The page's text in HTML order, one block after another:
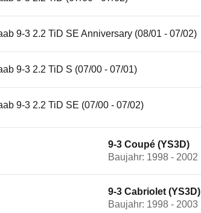
9-3 2.2 TiD SE Anniversary (08/01 - 07/02)
9-3 2.2 TiD S (07/00 - 07/01)
9-3 2.2 TiD SE (07/00 - 07/02)
9-3 Coupé (YS3D)
Baujahr: 1998 - 2002
9-3 Cabriolet (YS3D)
Baujahr: 1998 - 2003